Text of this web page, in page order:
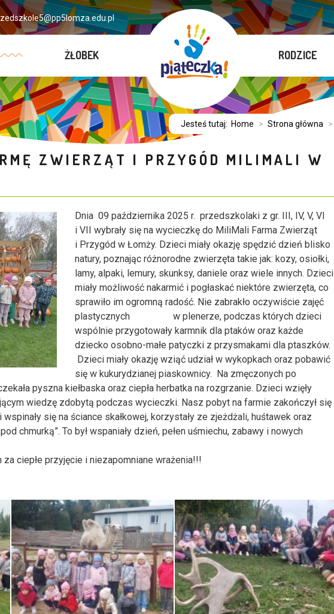
ŻŁOBEK RODZICE
Jesteś tutaj: Home > Strona główna >
ZWIERZĄT I PRZYGÓD MILIMALI W
Dnia 09 października 2025 r. przedszkolaki z gr. III, IV, V, VI
i VII wybrały się na wycieczkę do MiliMali Farma Zwierząt
i Przygód w Łomży. Dzieci miały okazję spędzić dzień blisko
natury, poznając różnorodne zwierzęta takie jak: kozy, osiołki,
lamy, alpaki, lemury, skunksy, daniele oraz wiele innych. Dzieci
miały możliwość nakarmić i pogłaskać niektóre zwierzęta, co
sprawiło im ogromną radość. Nie zabrakło oczywiście zajęć
plastycznych w plenerze, podczas których dzieci
wspólnie przygotowały karmnik dla ptaków oraz każde
dziecko osobno-małe patyczki z przysmakami dla ptaszków.
Dzieci miały okazję wziąć udział w wykopkach oraz pobawić
się w kukurydzianej piaskownicy. Na zmęczonych po
pyszna kiełbaska oraz ciepła herbatka na rozgrzanie. Dzieci wzięły
wiedzę zdobytą podczas wycieczki. Nasz pobyt na farmie zakończył się
się na ściance skałkowej, korzystały ze zjeżdżali, huśtawek oraz
chmurką”. To był wspaniały dzień, pełen uśmiechu, zabawy i nowych
ciepłe przyjęcie i niezapomniane wrażenia!!!